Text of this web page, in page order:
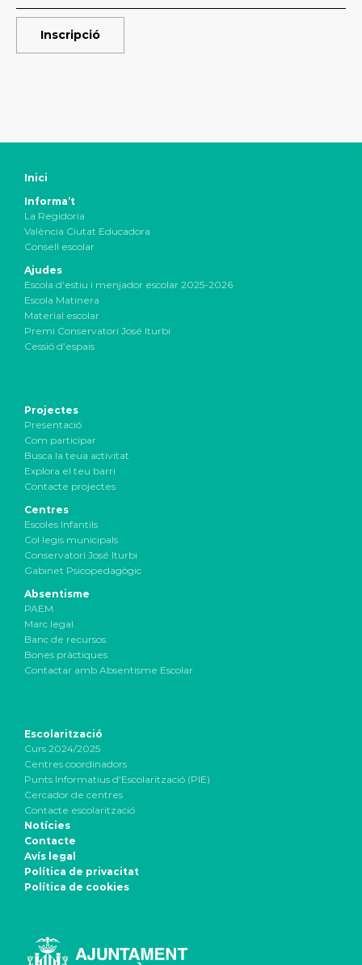
Inscripció
Inici
Informa’t
La Regidoria
València Ciutat Educadora
Consell escolar
Ajudes
Escola d’estiu i menjador escolar 2025-2026
Escola Matinera
Material escolar
Premi Conservatori José Iturbi
Cessió d’espais
Projectes
Presentació
Com participar
Busca la teua activitat
Explora el teu barri
Contacte projectes
Centres
Escoles Infantils
Col·legis municipals
Conservatori José Iturbi
Gabinet Psicopedagògic
Absentisme
PAEM
Marc legal
Banc de recursos
Bones pràctiques
Contactar amb Absentisme Escolar
Escolarització
Curs 2024/2025
Centres coordinadors
Punts Informatius d’Escolarització (PIE)
Cercador de centres
Contacte escolarització
Notícies
Contacte
Avís legal
Política de privacitat
Política de cookies